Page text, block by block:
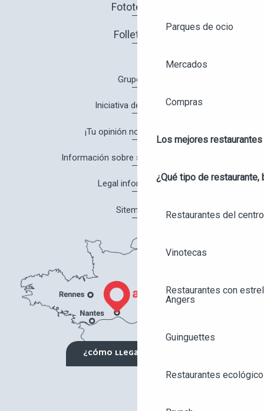
Parques de ocio
Mercados
Compras
Los mejores
¿Qué tipo de restaurante,
Restaurantes del
Vinotecas
Restaurantes con
Angers
Guinguettes
Restaurantes
Fototeca
Folletos
Grupos
Iniciativa de calidad
¡Tu opinión nos interesa!
Información sobre salud y seguridad
Legal information
Sitemap
¿CÓMO LLEGAR?